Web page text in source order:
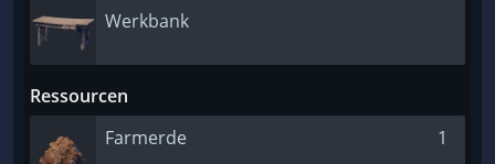
Werkbank
Ressourcen
Farmerde
1